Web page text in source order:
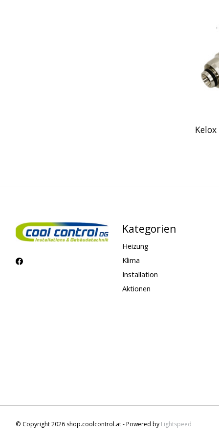
Kategorien
Heizung
Klima
Installation
Aktionen
© Copyright 2026 shop.coolcontrol.at - Powered by Lightspeed